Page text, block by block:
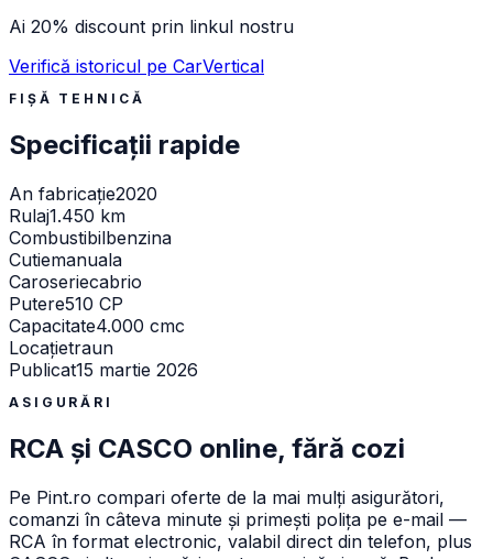
Ai 20% discount prin linkul nostru
Verifică istoricul pe CarVertical
FIȘĂ TEHNICĂ
Specificații rapide
An fabricație2020
Rulaj1.450 km
Combustibilbenzina
Cutiemanuala
Caroseriecabrio
Putere510 CP
Capacitate4.000 cmc
Locațietraun
Publicat15 martie 2026
ASIGURĂRI
RCA și CASCO online, fără cozi
Pe Pint.ro compari oferte de la mai mulți asigurători,
comanzi în câteva minute și primești polița pe e-mail —
RCA în format electronic, valabil direct din telefon, plus